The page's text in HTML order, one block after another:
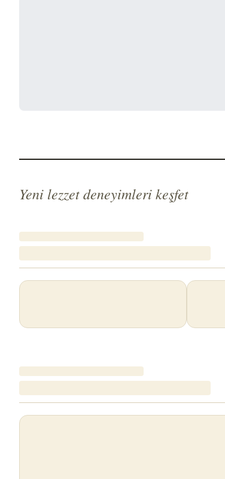
Yeni lezzet deneyimleri keşfet